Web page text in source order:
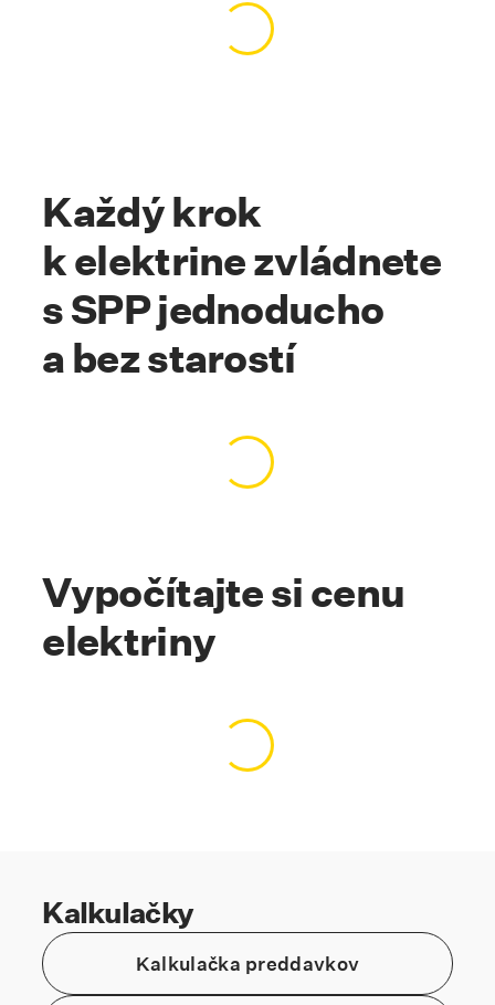
Načítavanie obsahu…
Každý krok
k elektrine zvládnete
s SPP jednoducho
a bez starostí
Načítavanie obsahu…
Kotva #vypocitajte
Vypočítajte si cenu
elektriny
Načítavanie obsahu…
Kalkulačky
Kalkulačka preddavkov